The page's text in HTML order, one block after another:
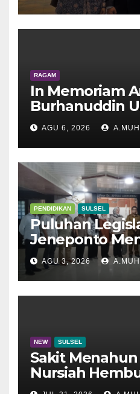
RAGAM
In Memoriam
Burhanuddin
AGU 6, 2026
PENDIDIKAN SULSEL
Puluhan
Jeneponto
Disdik Sulsel
AGU 3, 2026
NEW SULSEL
Sakit
Nursiah
Terakhir